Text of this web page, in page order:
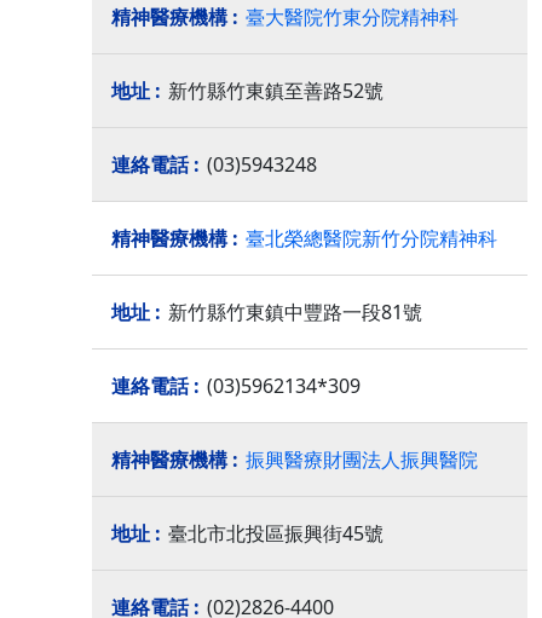
臺大醫院竹東分院精神科
新竹縣竹東鎮至善路52號
(03)5943248
臺北榮總醫院新竹分院精神科
新竹縣竹東鎮中豐路一段81號
(03)5962134*309
振興醫療財團法人振興醫院
臺北市北投區振興街45號
(02)2826-4400